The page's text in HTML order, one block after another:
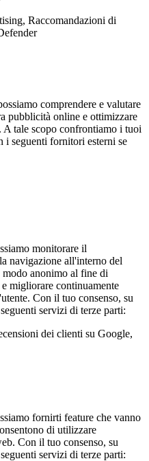
Raccomandazioni di
comprendere e valutare
pubblicità online e ottimizzare
tale scopo confrontiamo i tuoi
i seguenti fornitori esterni se
monitorare il
navigazione all'interno del
anonimo al fine di
migliorare continuamente
Con il tuo consenso, su
servizi di terze parti:
dei clienti su Google,
fornirti feature che vanno
di utilizzare
Con il tuo consenso, su
servizi di terze parti: